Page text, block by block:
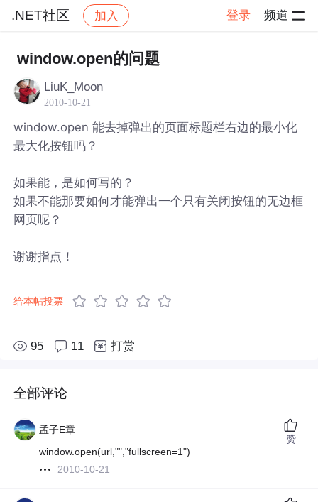
.NET社区 加入 登录 频道
社区 帖子详情
window.open的问题
LiuK_Moon
2010-10-21
window.open 能去掉弹出的页面标题栏右边的最小化
最大化按钮吗？
如果能，是如何写的？
如果不能那要如何才能弹出一个只有关闭按钮的无边框
网页呢？
谢谢指点！
给本帖投票
95 11 打赏
全部评论
孟子E章
window.open(url,"","fullscreen=1")
2010-10-21
赞